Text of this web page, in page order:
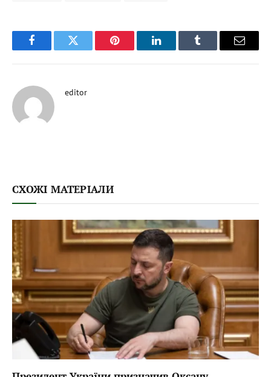
FacebookTwitter Pinterest LinkedInTumblr Email
editor
СХОЖІ МАТЕРІАЛИ